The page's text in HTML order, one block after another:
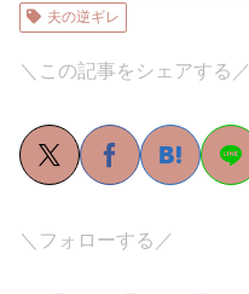
夫の逆ギレ
＼この記事をシェアする／
＼フォローする／